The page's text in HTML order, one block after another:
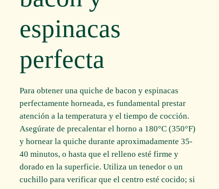
espinacas
perfecta
Para obtener una quiche de bacon y espinacas
perfectamente horneada, es fundamental prestar
atención a la temperatura y el tiempo de cocción.
Asegúrate de precalentar el horno a 180°C (350°F)
y hornear la quiche durante aproximadamente 35-
40 minutos, o hasta que el relleno esté firme y
dorado en la superficie. Utiliza un tenedor o un
cuchillo para verificar que el centro esté cocido; si